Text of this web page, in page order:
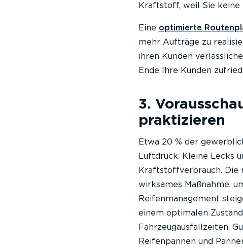
Kraftstoff, weil Sie keine
Eine optimierte
mehr Aufträge zu
ihren Kunden
Ende Ihre Kunden
3.
praktizieren
Etwa 20 % der
Luftdruck. Kleine Lecks
Kraftstoffverbrauch. Die
wirksames Maßnahme,
Reifenmanagement
einem optimalen
Fahrzeugausfallzeiten.
Reifenpannen und